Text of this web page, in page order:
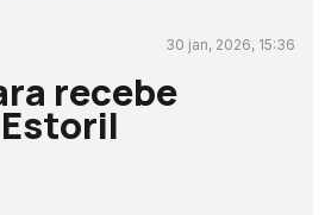
30 jan, 2026, 15:36
recebe